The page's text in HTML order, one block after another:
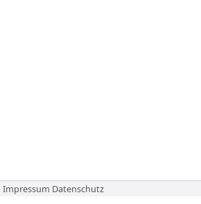
Impressum Datenschutz